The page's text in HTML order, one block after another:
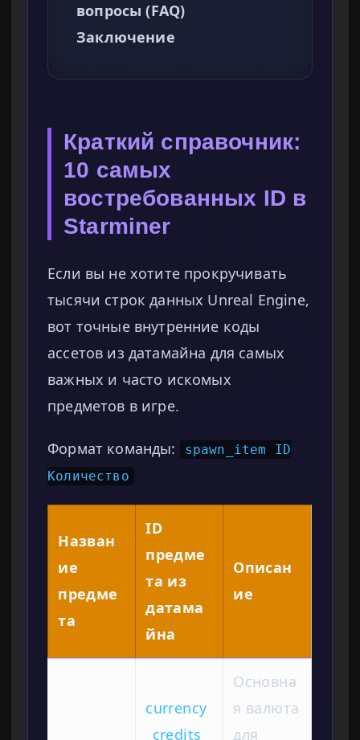
вопросы (FAQ)
Заключение
Краткий справочник:
10 самых
востребованных ID в
Starminer
Если вы не хотите прокручивать
тысячи строк данных Unreal Engine,
вот точные внутренние коды
ассетов из датамайна для самых
важных и часто искомых
предметов в игре.
Формат команды:
spawn_item ID
Количество
Назван
ие
предме
та
ID
предме
та из
датама
йна
Описан
ие
currency
_credits_
Основна
я валюта
для